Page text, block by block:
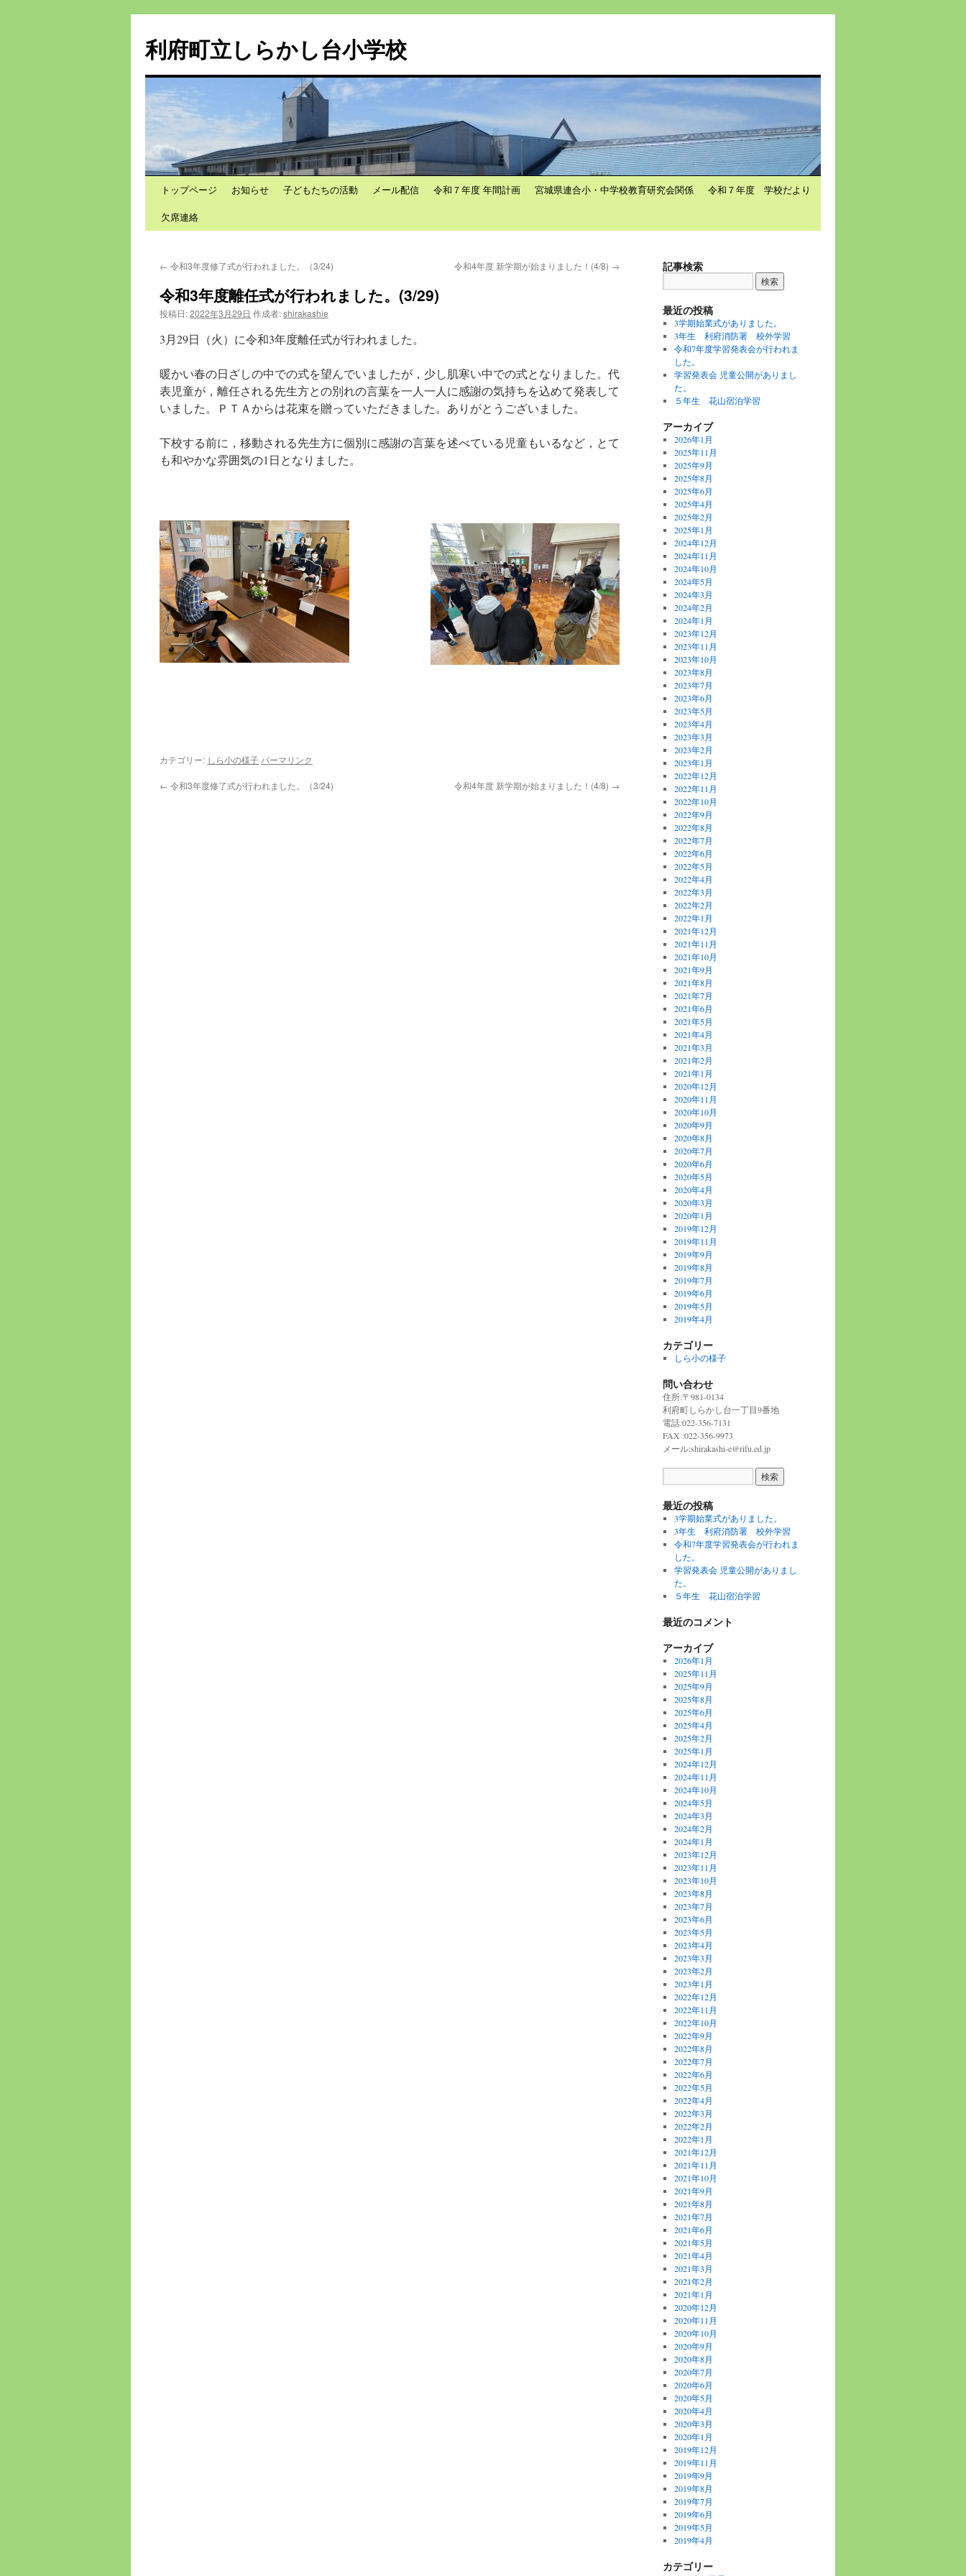
利府町立しらかし台小学校
ツ
キ
トップページ お知らせ 子どもたちの活動 メール配信 令和７年度 年間計画 宮城県連合小・中学校教育研究会関係
令和７年度 学校だより
欠席連絡
← 令和3年度修了式が行われました。（3/24) 令和4年度 新学期が始まりました！(4/8) →
令和3年度離任式が行われました。(3/29)
投稿日:2022年3月29日 作成者:shirakashie
3月29日（火）に令和3年度離任式が行われました。
暖かい春の日ざしの中での式を望んでいましたが，少し肌寒い中での式となりました。代
表児童が，離任される先生方との別れの言葉を一人一人に感謝の気持ちを込めて発表して
いました。ＰＴＡからは花束を贈っていただきました。ありがとうございました。
下校する前に，移動される先生方に個別に感謝の言葉を述べている児童もいるなど，とて
も和やかな雰囲気の1日となりました。
カテゴリー: しら小の様子 パーマリンク
← 令和3年度修了式が行われました。（3/24) 令和4年度 新学期が始まりました！(4/8) →
記事検索
最近の投稿
3学期始業式がありました。
3年生 利府消防署 校外学習
令和7年度学習発表会が行われま
した。
学習発表会 児童公開がありまし
た。
５年生 花山宿泊学習
アーカイブ
2026年1月
2025年11月
2025年9月
2025年8月
2025年6月
2025年4月
2025年2月
2025年1月
2024年12月
2024年11月
2024年10月
2024年5月
2024年3月
2024年2月
2024年1月
2023年12月
2023年11月
2023年10月
2023年8月
2023年7月
2023年6月
2023年5月
2023年4月
2023年3月
2023年2月
2023年1月
2022年12月
2022年11月
2022年10月
2022年9月
2022年8月
2022年7月
2022年6月
2022年5月
2022年4月
2022年3月
2022年2月
2022年1月
2021年12月
2021年11月
2021年10月
2021年9月
2021年8月
2021年7月
2021年6月
2021年5月
2021年4月
2021年3月
2021年2月
2021年1月
2020年12月
2020年11月
2020年10月
2020年9月
2020年8月
2020年7月
2020年6月
2020年5月
2020年4月
2020年3月
2020年1月
2019年12月
2019年11月
2019年9月
2019年8月
2019年7月
2019年6月
2019年5月
2019年4月
カテゴリー
しら小の様子
問い合わせ
住所:〒981-0134
利府町しらかし台一丁目9番地
電話:022-356-7131
FAX :022-356-9973
メール:shirakashi-e@rifu.ed.jp
最近の投稿
3学期始業式がありました。
3年生 利府消防署 校外学習
令和7年度学習発表会が行われま
した。
学習発表会 児童公開がありまし
た。
５年生 花山宿泊学習
最近のコメント
アーカイブ
2026年1月
2025年11月
2025年9月
2025年8月
2025年6月
2025年4月
2025年2月
2025年1月
2024年12月
2024年11月
2024年10月
2024年5月
2024年3月
2024年2月
2024年1月
2023年12月
2023年11月
2023年10月
2023年8月
2023年7月
2023年6月
2023年5月
2023年4月
2023年3月
2023年2月
2023年1月
2022年12月
2022年11月
2022年10月
2022年9月
2022年8月
2022年7月
2022年6月
2022年5月
2022年4月
2022年3月
2022年2月
2022年1月
2021年12月
2021年11月
2021年10月
2021年9月
2021年8月
2021年7月
2021年6月
2021年5月
2021年4月
2021年3月
2021年2月
2021年1月
2020年12月
2020年11月
2020年10月
2020年9月
2020年8月
2020年7月
2020年6月
2020年5月
2020年4月
2020年3月
2020年1月
2019年12月
2019年11月
2019年9月
2019年8月
2019年7月
2019年6月
2019年5月
2019年4月
カテゴリー